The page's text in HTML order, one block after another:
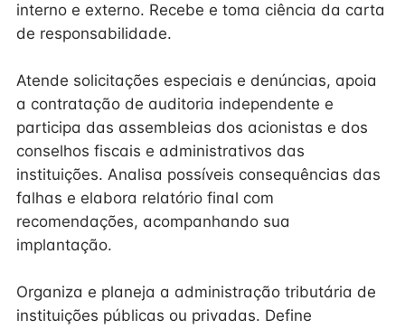
interno e externo. Recebe e toma ciência da carta
de responsabilidade.
Atende solicitações especiais e denúncias, apoia
a contratação de auditoria independente e
participa das assembleias dos acionistas e dos
conselhos fiscais e administrativos das
instituições. Analisa possíveis consequências das
falhas e elabora relatório final com
recomendações, acompanhando sua
implantação.
Organiza e planeja a administração tributária de
instituições públicas ou privadas. Define